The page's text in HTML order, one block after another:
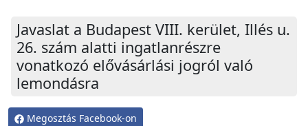
Javaslat a Budapest VIII. kerület, Illés u.
26. szám alatti ingatlanrészre
vonatkozó elővásárlási jogról való
lemondásra
Megosztás Facebook-on